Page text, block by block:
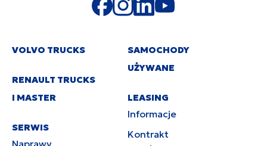
VOLVO TRUCKS
RENAULT TRUCKS
I MASTER
SERWIS
SAMOCHODY
UŻYWANE
LEASING
Informacje
Kontrakt